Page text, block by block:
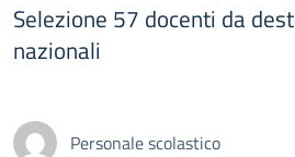
Selezione 57 docenti da
nazionali
Personale scolastico